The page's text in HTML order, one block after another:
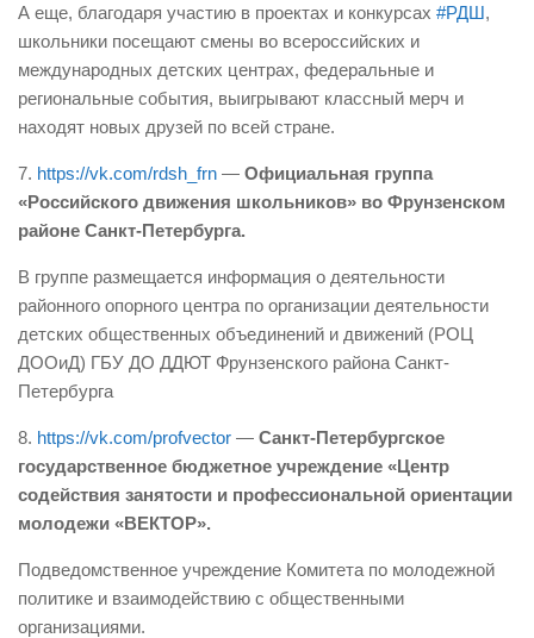
А еще, благодаря участию в проектах и конкурсах #РДШ,
школьники посещают смены во всероссийских и
международных детских центрах, федеральные и
региональные события, выигрывают классный мерч и
находят новых друзей по всей стране.
7. https://vk.com/rdsh_frn — Официальная группа
«Российского движения школьников» во Фрунзенском
районе Санкт-Петербурга.
В группе размещается информация о деятельности
районного опорного центра по организации деятельности
детских общественных объединений и движений (РОЦ
ДООиД) ГБУ ДО ДДЮТ Фрунзенского района Санкт-
Петербурга
8. https://vk.com/profvector — Санкт-Петербургское
государственное бюджетное учреждение «Центр
содействия занятости и профессиональной ориентации
молодежи «ВЕКТОР».
Подведомственное учреждение Комитета по молодежной
политике и взаимодействию с общественными
организациями.